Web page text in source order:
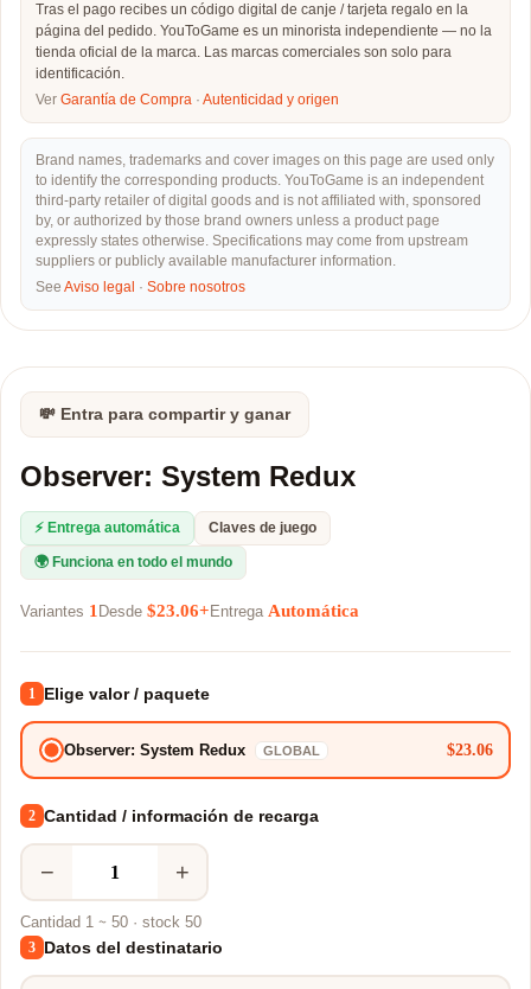
Tras el pago recibes un código digital de canje / tarjeta regalo en la
página del pedido. YouToGame es un minorista independiente — no la
tienda oficial de la marca. Las marcas comerciales son solo para
identificación.
Ver Garantía de Compra · Autenticidad y origen
Brand names, trademarks and cover images on this page are used only
to identify the corresponding products. YouToGame is an independent
third-party retailer of digital goods and is not affiliated with, sponsored
by, or authorized by those brand owners unless a product page
expressly states otherwise. Specifications may come from upstream
suppliers or publicly available manufacturer information.
See Aviso legal · Sobre nosotros
💸 Entra para compartir y ganar
Observer: System Redux
⚡ Entrega automática Claves de juego
🌍 Funciona en todo el mundo
Variantes 1 Desde $23.06+ Entrega Automática
1 Elige valor / paquete
Observer: System Redux GLOBAL $23.06
2 Cantidad / información de recarga
− +
Cantidad 1 ~ 50 · stock 50
3 Datos del destinatario